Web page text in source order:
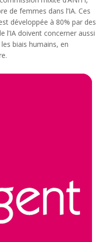
de femmes dans l’IA. Ces
développée à 80% par des
l’IA doivent concerner aussi
biais humains, en